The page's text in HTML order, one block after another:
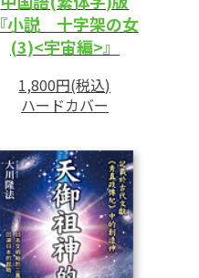
『小説 十字架の女
(3)<宇宙編>』
1,800円(税込)
ハードカバー